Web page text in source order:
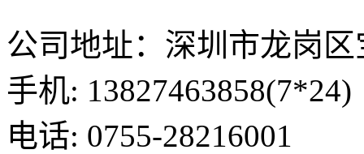
公司地址：深圳市龙岗
手机: 13827463858(7*24)
电话: 0755-28216001